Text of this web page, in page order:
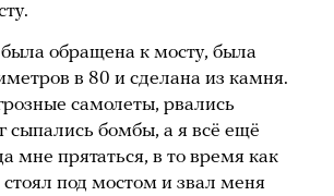
обращена к мосту, была
в 80 и сделана из камня.
самолеты, рвались
сыпались бомбы, а я всё ещё
мне прятаться, в то время как
под мостом и звал меня